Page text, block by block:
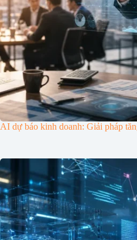
AI dự báo kinh doanh: Giải pháp